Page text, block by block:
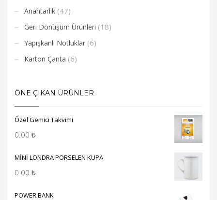
Anahtarlık (47)
Geri Dönüşüm Ürünleri (18)
Yapışkanlı Notluklar (6)
Karton Çanta (6)
ÖNE ÇIKAN ÜRÜNLER
Özel Gemici Takvimi
0.00 ₺
MİNİ LONDRA PORSELEN KUPA
0.00 ₺
POWER BANK